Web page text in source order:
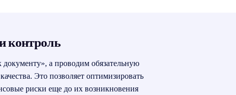
контроль
а проводим обязательную
Это позволяет оптимизировать
риски еще до их возникновения